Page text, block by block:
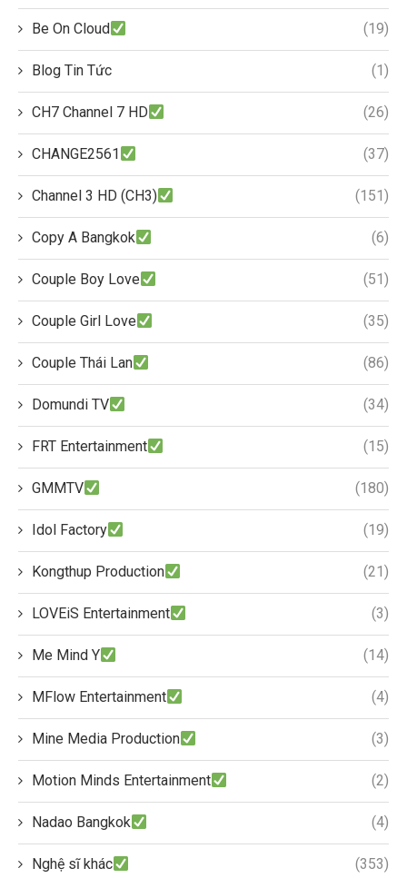
Be On Cloud (19)
Blog Tin Tức (1)
CH7 Channel 7 HD (26)
CHANGE2561 (37)
Channel 3 HD (CH3) (151)
Copy A Bangkok (6)
Couple Boy Love (51)
Couple Girl Love (35)
Couple Thái Lan (86)
Domundi TV (34)
FRT Entertainment (15)
GMMTV (180)
Idol Factory (19)
Kongthup Production (21)
LOVEiS Entertainment (3)
Me Mind Y (14)
MFlow Entertainment (4)
Mine Media Production (3)
Motion Minds Entertainment (2)
Nadao Bangkok (4)
Nghệ sĩ khác (353)